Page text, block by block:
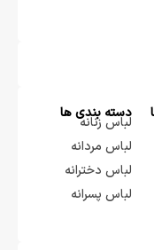
دسته بندی ها
لباس زنانه
لباس مردانه
لباس دخترانه
لباس پسرانه